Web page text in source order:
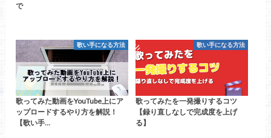
で
歌い手になる方法
歌ってみた動画をYouTube上にア
ップロードするやり方を解説！
【歌い手…
歌い手になる方法
歌ってみたを一発撮りするコツ
【録り直しなしで完成度を上げ
る】